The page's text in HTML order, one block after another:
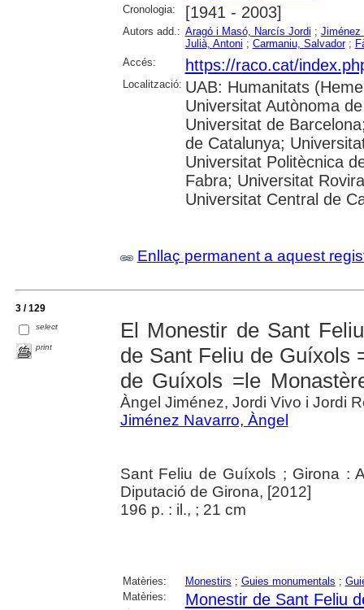
Cronologia: [1941 - 2003]
Autors add.: Aragó i Masó, Narcís Jordi ; Jiménez
Julià, Antoni ; Carmaniu, Salvador;
Accés:
https://raco.cat/
Localització: UAB: Humanitats
Universitat Autònoma
Universitat de
de Catalunya;
Universitat Politècnica
Fabra; Universitat
Universitat Central de
Enllaç permanent a aquest
3 / 129
select
print
El Monestir de Sant
de Sant Feliu de Guíxols
de Guíxols =le
Àngel Jiménez, Jordi Vivo i Jordi
Jiménez Navarro, Àngel
Sant Feliu de Guíxols ; Girona :
Diputació de Girona, [2012]
196 p. : il., ; 21 cm
Matèries: Monestirs ; Guies monumentals ;
Matèries:
Monestir de Sant Feliu